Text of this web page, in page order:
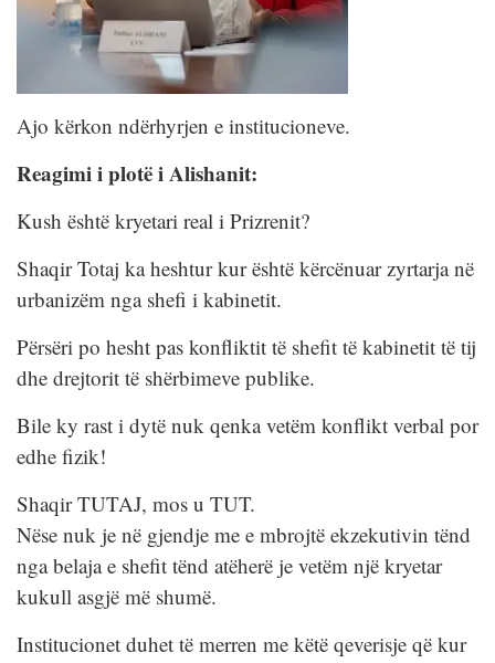
Ajo kërkon ndërhyrjen e institucioneve.
Reagimi i plotë i Alishanit:
Kush është kryetari real i Prizrenit?
Shaqir Totaj ka heshtur kur është kërcënuar zyrtarja në
urbanizëm nga shefi i kabinetit.
Përsëri po hesht pas konfliktit të shefit të kabinetit të tij
dhe drejtorit të shërbimeve publike.
Bile ky rast i dytë nuk qenka vetëm konflikt verbal por
edhe fizik!
Shaqir TUTAJ, mos u TUT.
Nëse nuk je në gjendje me e mbrojtë ekzekutivin tënd
nga belaja e shefit tënd atëherë je vetëm një kryetar
kukull asgjë më shumë.
Institucionet duhet të merren me këtë qeverisje që kur